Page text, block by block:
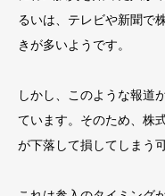
るいは、テレビや新聞で
きが多いようです。
しかし、このような報道
ています。そのため、株
が下落して損してしまう